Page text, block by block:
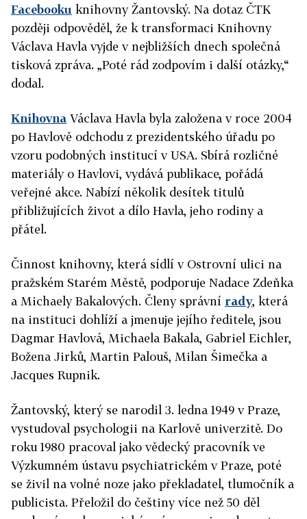
Facebooku knihovny Žantovský. Na dotaz ČTK
později odpověděl, že k transformaci Knihovny
Václava Havla vyjde v nejbližších dnech společná
tisková zpráva. „Poté rád zodpovím i další otázky,“
dodal.
Knihovna Václava Havla byla založena v roce 2004
po Havlově odchodu z prezidentského úřadu po
vzoru podobných institucí v USA. Sbírá rozličné
materiály o Havlovi, vydává publikace, pořádá
veřejné akce. Nabízí několik desítek titulů
přibližujících život a dílo Havla, jeho rodiny a
přátel.
Činnost knihovny, která sídlí v Ostrovní ulici na
pražském Starém Městě, podporuje Nadace Zdeňka
a Michaely Bakalových. Členy správní rady, která
na instituci dohlíží a jmenuje jejího ředitele, jsou
Dagmar Havlová, Michaela Bakala, Gabriel Eichler,
Božena Jirků, Martin Palouš, Milan Šimečka a
Jacques Rupnik.
Žantovský, který se narodil 3. ledna 1949 v Praze,
vystudoval psychologii na Karlově univerzitě. Do
roku 1980 pracoval jako vědecký pracovník ve
Výzkumném ústavu psychiatrickém v Praze, poté
se živil na volné noze jako překladatel, tlumočník a
publicista. Přeložil do češtiny více než 50 děl